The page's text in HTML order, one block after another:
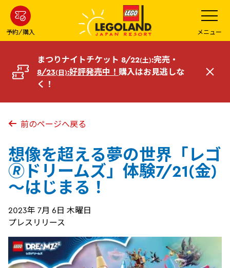
ン
コ
へ
予約/購入
メ
ニ
ュ
ー
を
開
メニュー
まつりナイトチケット 8/22(土):完売・
8/23(日):好評発売中！ 購入はお見逃しな
く！
閉
前のページへ戻る
想像を超える夢の世界「レゴ
🄬ドリームズ」体験7/21(金)
～はじまる！
2023年 7月 6日 木曜日
プレスリリース